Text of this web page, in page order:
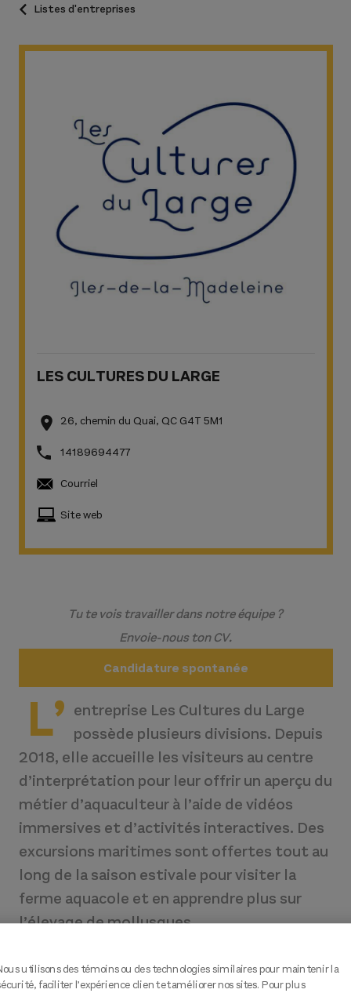
Listes d'entreprises
LES CULTURES DU LARGE
26, chemin du Quai, QC G4T 5M1
14189694477
Courriel
Site web
Tu te vois travailler dans notre équipe ?
Envoie-nous ton CV.
Candidature spontanée
L’ entreprise Les Cultures du Large
possède plusieurs divisions. Depuis
2018, elle accueille les visiteurs au centre
d’interprétation pour leur offrir un aperçu du
métier d’aquaculteur à l’aide de vidéos
immersives et d’activités interactives. Des
excursions maritimes sont offertes tout au
long de la saison estivale pour visiter la
ferme aquacole et en apprendre plus sur
l’élevage de mollusques.
INFORMATION
utilisons des témoins ou des technologies similaires pour maintenir la
faciliter l’expérience client et améliorer nos sites. Pour plus